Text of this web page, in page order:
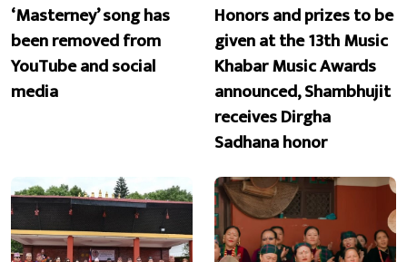
‘Masterney’ song has
been removed from
YouTube and social
media
Honors and prizes to be
given at the 13th Music
Khabar Music Awards
announced, Shambhujit
receives Dirgha
Sadhana honor